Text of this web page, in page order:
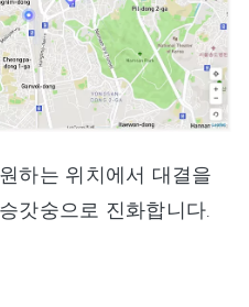
하는 위치에서 대결을
갓숭으로 진화합니다.